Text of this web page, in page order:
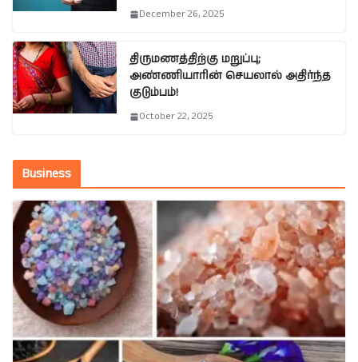
December 26, 2025
திருமணத்திற்கு மறுப்பு;
அண்ணியாரின் செயலால் அதிர்ந்த
குடும்பம்!
October 22, 2025
Business